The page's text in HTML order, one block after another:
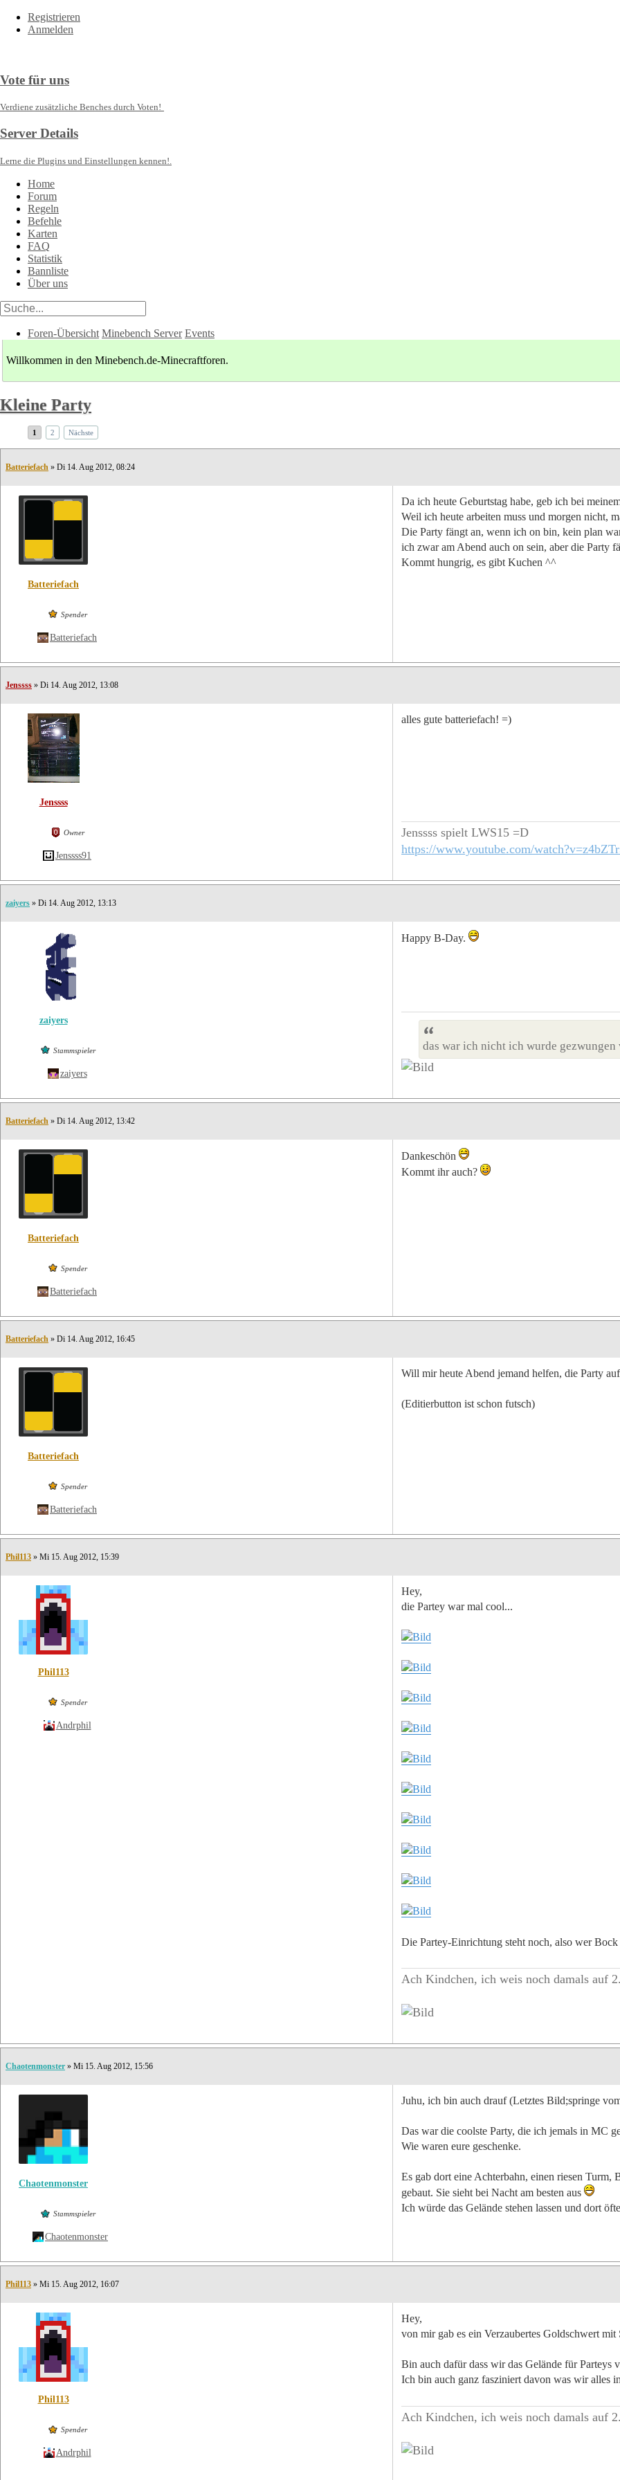
Registrieren
Anmelden
Vote für uns
Verdiene zusätzliche Benches durch Voten!
Server Details
Lerne die Plugins und Einstellungen kennen!.
Home
Forum
Regeln
Befehle
Karten
FAQ
Statistik
Bannliste
Über uns
Foren-Übersicht Minebench Server Events
Willkommen in den Minebench.de-Minecraftforen.
Kleine Party
1 2 Nächste
Batteriefach » Di 14. Aug 2012, 08:24
Da ich heute Geburtstag habe, geb ich bei
Weil ich heute arbeiten muss und morgen nicht,
Die Party fängt an, wenn ich on bin, kein plan
ich zwar am Abend auch on sein, aber die Party
Kommt hungrig, es gibt Kuchen ^^
Batteriefach
Spender
Batteriefach
Jenssss » Di 14. Aug 2012, 13:08
alles gute batteriefach! =)
Jenssss spielt LWS15 =D
https://www.youtube.com/
Jenssss
Owner
Jenssss91
zaiyers » Di 14. Aug 2012, 13:13
Happy B-Day.
das war ich nicht ich wurde
zaiyers
Stammspieler
zaiyers
Batteriefach » Di 14. Aug 2012, 13:42
Dankeschön
Kommt ihr auch?
Batteriefach
Spender
Batteriefach
Batteriefach » Di 14. Aug 2012, 16:45
Will mir heute Abend jemand helfen, die Party
(Editierbutton ist schon futsch)
Batteriefach
Spender
Batteriefach
Phil113 » Mi 15. Aug 2012, 15:39
Hey,
die Partey war mal cool...
Die Partey-Einrichtung steht noch, also wer
Ach Kindchen, ich weis noch damals auf
Phil113
Spender
Andrphil
Chaotenmonster » Mi 15. Aug 2012, 15:56
Juhu, ich bin auch drauf (Letztes Bild;springe
Das war die coolste Party, die ich jemals in MC
Wie waren eure geschenke.
Es gab dort eine Achterbahn, einen riesen Turm,
gebaut. Sie sieht bei Nacht am besten aus
Ich würde das Gelände stehen lassen und dort
Chaotenmonster
Stammspieler
Chaotenmonster
Phil113 » Mi 15. Aug 2012, 16:07
Hey,
von mir gab es ein Verzaubertes Goldschwert mit
Bin auch dafür dass wir das Gelände für Parteys
Ich bin auch ganz fasziniert davon was wir alles
Ach Kindchen, ich weis noch damals auf
Phil113
Spender
Andrphil